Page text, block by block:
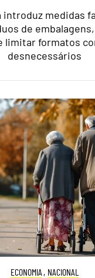
introduz medidas
de
limitar formatos
desnecessários
ECONOMIA , NACIONAL